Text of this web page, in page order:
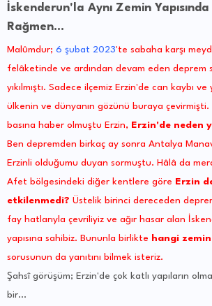
İskenderun'la Aynı Zemin
Rağmen...
Malûmdur; 6 şubat 2023'te sabaha karşı
felâketinde ve ardından devam eden deprem
yıkılmıştı. Sadece ilçemiz Erzin'de can kaybı ve
ülkenin ve dünyanın gözünü buraya çevirmişti.
basına haber olmuştu Erzin, Erzin'de neden
Ben depremden birkaç ay sonra Antalya
Erzinli olduğumu duyan sormuştu. Hâlâ da
Afet bölgesindeki diğer kentlere göre Erzin
etkilenmedi? Üstelik birinci dereceden
fay hatlarıyla çevriliyiz ve ağır hasar alan
yapısına sahibiz. Bununla birlikte hangi
sorusunun da yanıtını bilmek isteriz.
Şahsî görüşüm; Erzin'de çok katlı yapıların
bir...